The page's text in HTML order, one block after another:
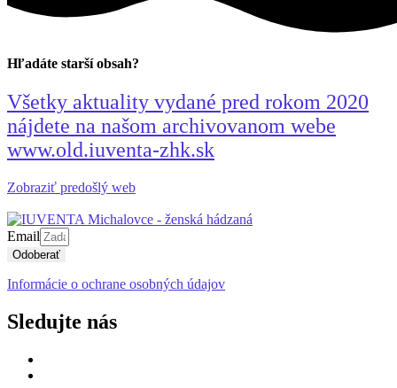
Hľadáte starší obsah?
Všetky aktuality vydané pred rokom 2020
nájdete na našom archivovanom webe
www.old.iuventa-zhk.sk
Zobraziť predošlý web
Email
Odoberať
Informácie o ochrane osobných údajov
Sledujte nás